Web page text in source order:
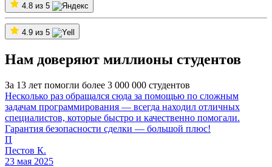
4.8 из 5
4.9 из 5
Нам доверяют миллионы студентов
За 13 лет помогли более 3 000 000 студентов
Несколько раз обращался сюда за помощью по сложным
задачам программирования — всегда находил отличных
специалистов, которые быстро и качественно помогали.
Гарантия безопасности сделки — большой плюс!
П
Пестов К.
23 мая 2025